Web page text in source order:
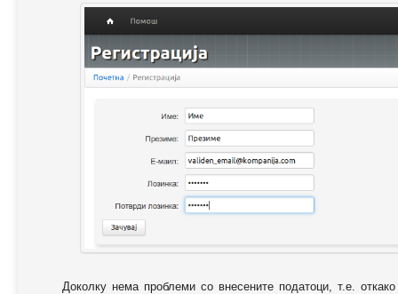
Доколку нема проблеми со внесените податоци, т.е.